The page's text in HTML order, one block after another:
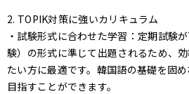
2. TOPIK対策に強いカリキュラム
・試験形式に合わせた学習：定期試験
験）の形式に準じて出題されるため、
たい方に最適です。韓国語の基礎を固
目指すことができます。